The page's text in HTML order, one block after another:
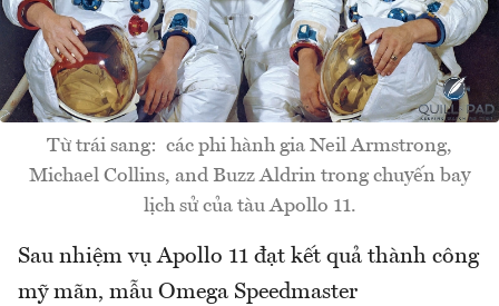
Từ trái sang: các phi hành gia Neil Armstrong,
Michael Collins, and Buzz Aldrin trong chuyến bay
lịch sử của tàu Apollo 11.
Sau nhiệm vụ Apollo 11 đạt kết quả thành công
mỹ mãn, mẫu Omega Speedmaster